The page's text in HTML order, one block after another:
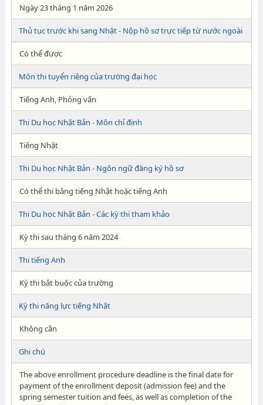
Ngày 23 tháng 1 năm 2026
Thủ tục trước khi sang Nhật - Nộp hồ sơ trực tiếp từ nước ngoài
Có thể được
Môn thi tuyển riêng của trường đại học
Tiếng Anh, Phỏng vấn
Thi Du học Nhật Bản - Môn chỉ định
Tiếng Nhật
Thi Du học Nhật Bản - Ngôn ngữ đăng ký hồ sơ
Có thể thi bằng tiếng Nhật hoặc tiếng Anh
Thi Du học Nhật Bản - Các kỳ thi tham khảo
Kỳ thi sau tháng 6 năm 2024
Thi tiếng Anh
Kỳ thi bắt buộc của trường
Kỳ thi năng lực tiếng Nhật
Không cần
Ghi chú
The above enrollment procedure deadline is the final date for
payment of the enrollment deposit (admission fee) and the
spring semester tuition and fees, as well as completion of the